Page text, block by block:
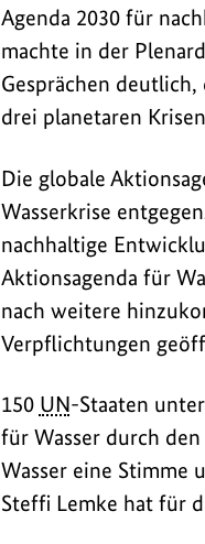
Agenda 2030 für
machte in der
Gesprächen
drei planetaren
Die globale
Wasserkrise
nachhaltige
Aktionsagenda für
nach weitere
Verpflichtungen
150 UN-Staaten
für Wasser durch den
Wasser eine Stimme
Steffi Lemke hat für